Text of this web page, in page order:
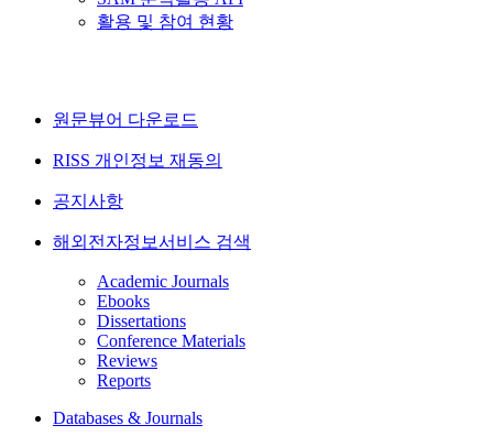
활용 및 참여 현황
원문뷰어 다운로드
RISS 개인정보 재동의
공지사항
해외전자정보서비스 검색
Academic Journals
Ebooks
Dissertations
Conference Materials
Reviews
Reports
Databases & Journals